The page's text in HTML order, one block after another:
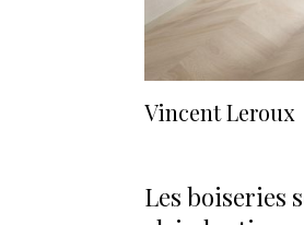
Vincent Leroux
Les boiseries